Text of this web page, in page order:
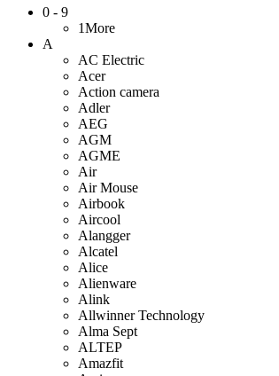
0 - 9
1More
A
AC Electric
Acer
Action camera
Adler
AEG
AGM
AGME
Air
Air Mouse
Airbook
Aircool
Alangger
Alcatel
Alice
Alienware
Alink
Allwinner Technology
Alma Sept
ALTEP
Amazfit